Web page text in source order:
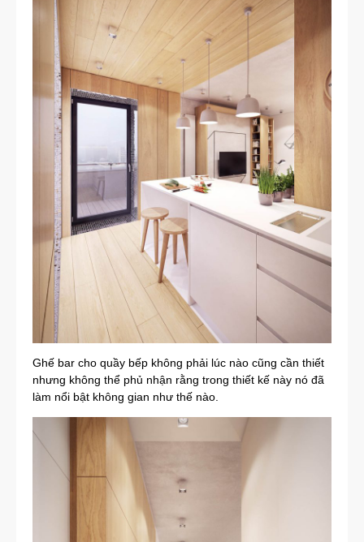
Ghế bar cho quầy bếp không phải lúc nào cũng cần thiết
nhưng không thể phủ nhận rằng trong thiết kế này nó đã
làm nổi bật không gian như thế nào.